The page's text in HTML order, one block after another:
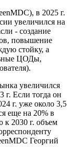
в 2025 г.
увеличился на
- создание
повышение
стойку, а
ЦОДы,
увеличился
г. Если тогда он
г. уже около 3,5
еще на 20% в
к 2030 г. объем
Георгий